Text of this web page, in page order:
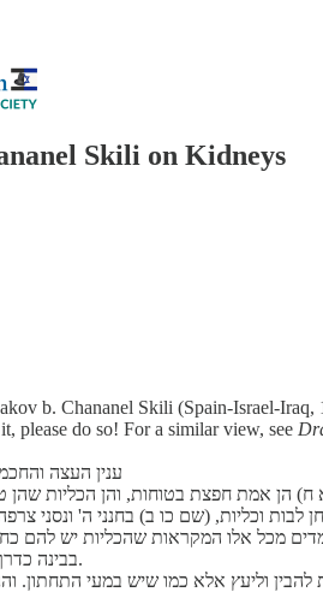
Skili on Kidneys
b. Chananel Skili (Spain-Israel-
please do so! For a similar view, see
ענין העצה
ח) הן אמת חפצת בטוחות, והן הכליות
וכליות, (שם כו ב) בחנני ה' ונסני צרפה
מכל אלו המקראות שהכליות יש להם
בבינה כדרך שיש בלב, שהרי הקישן יחד.
וליעץ אלא כמו שיש במעי התחתון.